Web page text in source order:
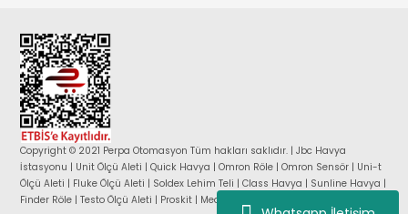
Copyright © 2021 Perpa Otomasyon Tüm hakları saklıdır. | Jbc Havya
İstasyonu | Unit Ölçü Aleti | Quick Havya | Omron Röle | Omron Sensör | Uni-t
Ölçü Aleti | Fluke Ölçü Aleti | Soldex Lehim Teli | Class Havya | Sunline Havya |
Finder Röle | Testo Ölçü Aleti | Proskit | Mean Well Güç Kaynağı |